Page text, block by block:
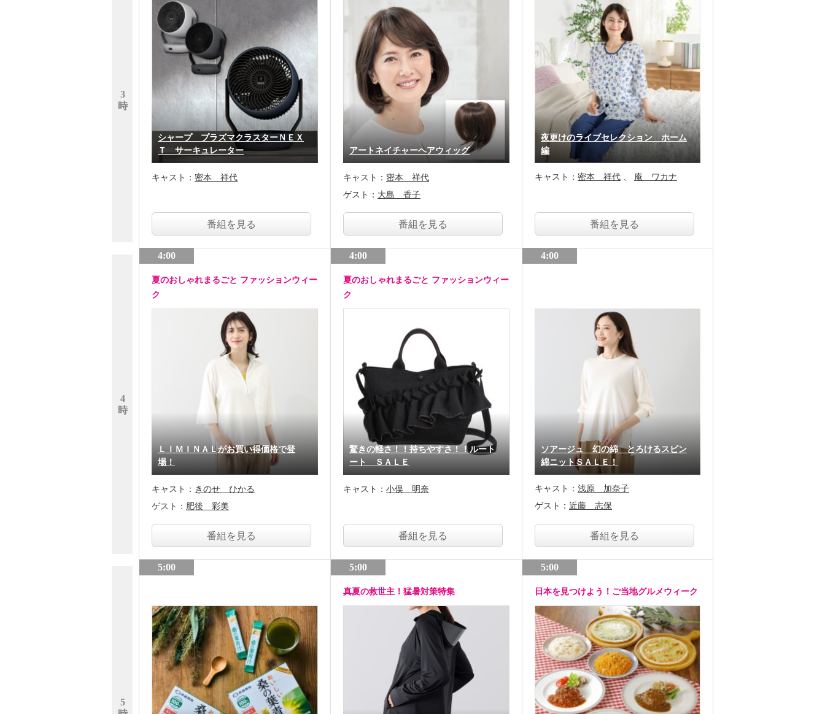
3
時
4
時
5
シャープ プラズマクラスターＮＥＸ
Ｔ サーキュレーター
キャスト： 密本 祥代
番組を見る
4:00
夏のおしゃれまるごと ファッションウィー
ク
ＬＩＭＩＮＡＬがお買い得価格で登
場！
キャスト： きのせ ひかる
ゲスト： 肥後 彩美
番組を見る
5:00
アートネイチャーヘアウィッグ
キャスト： 密本 祥代
ゲスト： 大島 香子
番組を見る
4:00
夏のおしゃれまるごと ファッションウィー
ク
驚きの軽さ！！持ちやすさ！！ルート
ート ＳＡＬＥ
キャスト： 小俣 明奈
番組を見る
5:00
真夏の救世主！猛暑対策特集
夜更けのライブセレクション ホーム
編
キャスト： 密本 祥代 庵 ワカナ
番組を見る
4:00
ソアージュ 幻の綿 とろけるスビン
綿ニットＳＡＬＥ！
キャスト： 浅原 加奈子
ゲスト： 近藤 志保
番組を見る
5:00
日本を見つけよう！ご当地グルメウィーク